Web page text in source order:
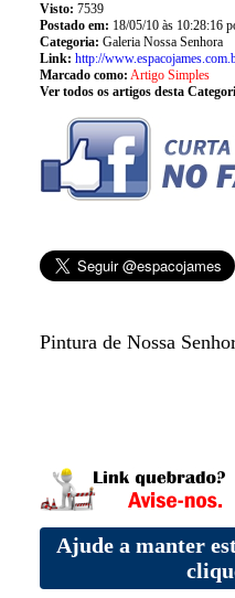
Visto: 7539
Postado em: 18/05/10 às 10:28:16
Categoria: Galeria Nossa Senhora
Link: http://
Marcado como: Artigo Simples
Ver todos os artigos desta
Pintura de Nossa
Ajude a manter